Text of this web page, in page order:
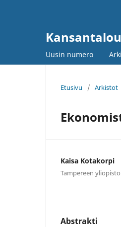
Uusin numero
Etusivu / Arkistot
Kaisa Kotakorpi
Tampereen yliopisto
Abstrakti